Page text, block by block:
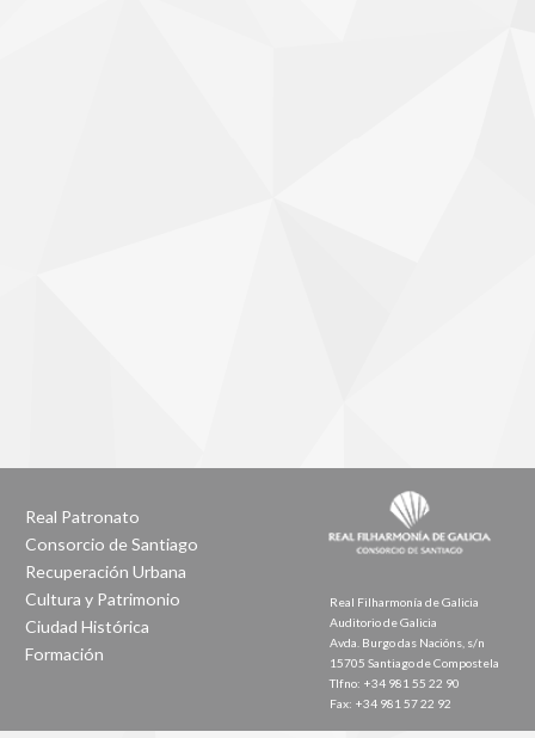
Real Patronato
Consorcio de Santiago
Recuperación Urbana
Cultura y Patrimonio
Ciudad Histórica
Formación
Real Filharmonía de Galicia
Auditorio de Galicia
Avda. Burgo das Nacións, s/n
15705 Santiago de Compostela
Tlfno: +34 981 55 22 90
Fax: +34 981 57 22 92